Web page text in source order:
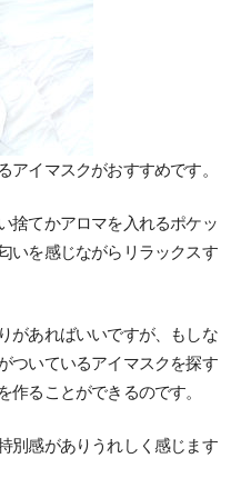
アイマスクがおすすめです。
捨てかアロマを入れるポケッ
いを感じながらリラックスす
があればいいですが、もしな
ついているアイマスクを探す
作ることができるのです。
別感がありうれしく感じます